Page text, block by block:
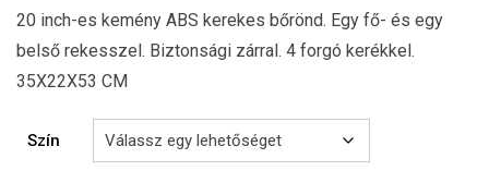
20 inch-es kemény ABS kerekes bőrönd. Egy fő- és egy
belső rekesszel. Biztonsági zárral. 4 forgó kerékkel.
35X22X53 CM
Szín